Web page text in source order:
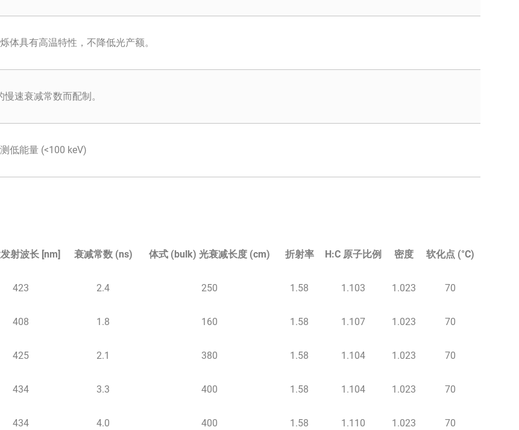
体具有高温特性，不降低光产额。
速衰减常数而配制。
低能量 (<100 keV)
射波长 [nm] 衰减常数 (ns) 体式 (bulk) 光衰减长度 (cm) 折射率 H:C 原子比例 密度 软化点 (°C)
423 2.4 250 1.58 1.103 1.023 70
408 1.8 160 1.58 1.107 1.023 70
425 2.1 380 1.58 1.104 1.023 70
434 3.3 400 1.58 1.104 1.023 70
434 4.0 400 1.58 1.110 1.023 70